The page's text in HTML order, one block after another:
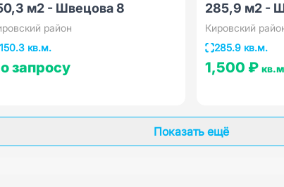
м2 - Швецова 8
район
150.3 кв.м.
запросу
285,9 м2 -
Кировский
285.9 кв.м.
1,500 ₽
Показать ещё